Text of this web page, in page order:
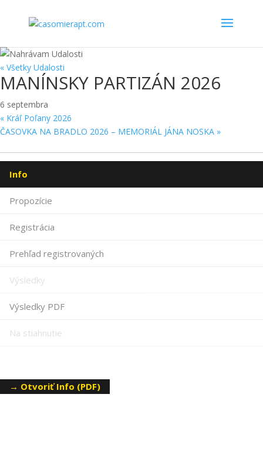
« Všetky Udalosti
MANÍNSKY PARTIZÁN 2026
6 septembra
« Kráľ Poľany 2026
ČASOVKA NA BRADLO 2026 – MEMORIÁL JÁNA NOSKA »
Info
Propozície
Registrácia
Prehľad registrovaných
Výsledky
Výsledky PDF
Na stiahnutie
→ Otvoriť Info (PDF)